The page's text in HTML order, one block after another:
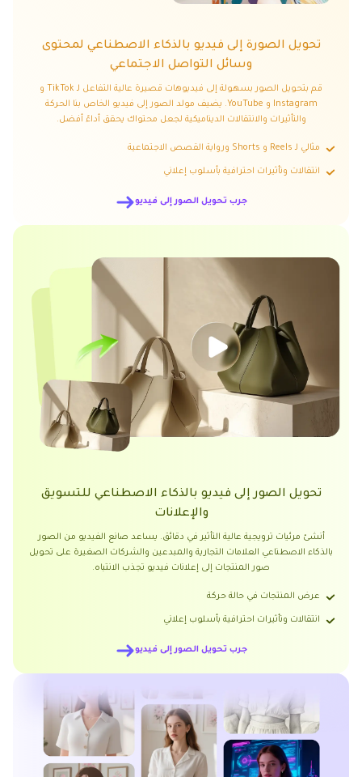
تحويل الصورة إلى فيديو بالذكاء الاصطناعي لمحتوى
وسائل التواصل الاجتماعي
قم بتحويل الصور بسهولة إلى فيديوهات قصيرة عالية التفاعل لـ TikTok و
Instagram و YouTube. يضيف مولد الصور إلى فيديو الخاص بنا الحركة
والتأثيرات والانتقالات الديناميكية لجعل محتواك يحقق أداءً أفضل.
مثالي لـ Reels و Shorts ورواية القصص الاجتماعية
انتقالات وتأثيرات احترافية بأسلوب إعلاني
جرب تحويل الصور إلى فيديو
تحويل الصور إلى فيديو بالذكاء الاصطناعي للتسويق
والإعلانات
أنشئ مرئيات ترويجية عالية التأثير في دقائق. يساعد صانع الفيديو من الصور
بالذكاء الاصطناعي العلامات التجارية والمبدعين والشركات الصغيرة على تحويل
صور المنتجات إلى إعلانات فيديو تجذب الانتباه.
عرض المنتجات في حالة حركة
انتقالات وتأثيرات احترافية بأسلوب إعلاني
جرب تحويل الصور إلى فيديو